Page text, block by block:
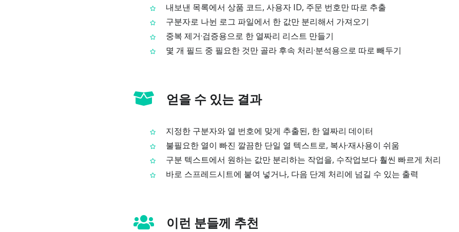
내보낸 목록에서 상품 코드, 사용자 ID, 주문 번호만 따로 추출
구분자로 나뉜 로그 파일에서 한 값만 분리해서 가져오기
중복 제거·검증용으로 한 열짜리 리스트 만들기
몇 개 필드 중 필요한 것만 골라 후속 처리·분석용으로 따로 빼두기
얻을 수 있는 결과
지정한 구분자와 열 번호에 맞게 추출된, 한 열짜리 데이터
불필요한 열이 빠진 깔끔한 단일 열 텍스트로, 복사·재사용이 쉬움
구분 텍스트에서 원하는 값만 분리하는 작업을, 수작업보다 훨씬 빠르게 처리
바로 스프레드시트에 붙여 넣거나, 다음 단계 처리에 넘길 수 있는 출력
이런 분들께 추천